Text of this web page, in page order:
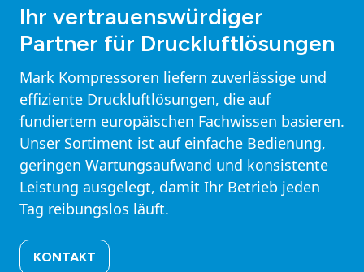
Ihr vertrauenswürdiger
Partner für Druckluftlösungen
Mark Kompressoren liefern zuverlässige und
effiziente Druckluftlösungen, die auf
fundiertem europäischen Fachwissen basieren.
Unser Sortiment ist auf einfache Bedienung,
geringen Wartungsaufwand und konsistente
Leistung ausgelegt, damit Ihr Betrieb jeden
Tag reibungslos läuft.
KONTAKT